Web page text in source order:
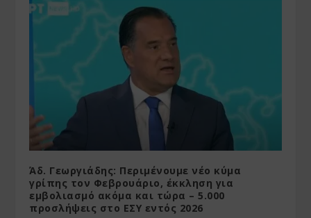
Άδ. Γεωργιάδης: Περιμένουμε νέο κύμα
γρίπης τον Φεβρουάριο, έκκληση για
εμβολιασμό ακόμα και τώρα – 5.000
προσλήψεις στο ΕΣΥ εντός 2026